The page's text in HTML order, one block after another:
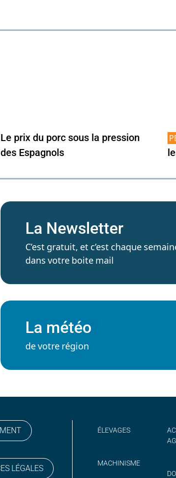
Le prix du porc sous la pression
des Espagnols
La Newsletter
C’est gratuit, et c’est chaque
dans votre boite mail
La météo
de votre région
LÉGALES
ÉLEVAGES
MACHINISME